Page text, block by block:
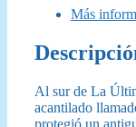
Más
Al sur de La
acantilado
protegió un